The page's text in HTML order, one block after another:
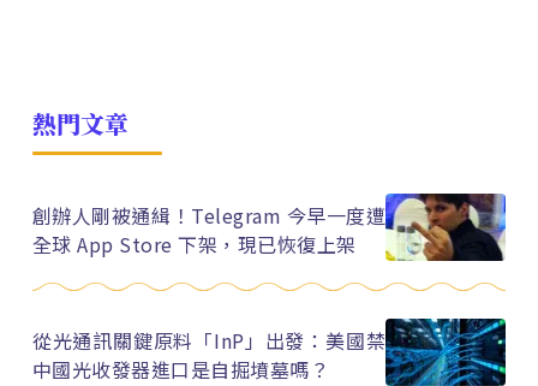
熱門文章
創辦人剛被通緝！Telegram 今早一度遭
全球 App Store 下架，現已恢復上架
從光通訊關鍵原料「InP」出發：美國禁
中國光收發器進口是自掘墳墓嗎？